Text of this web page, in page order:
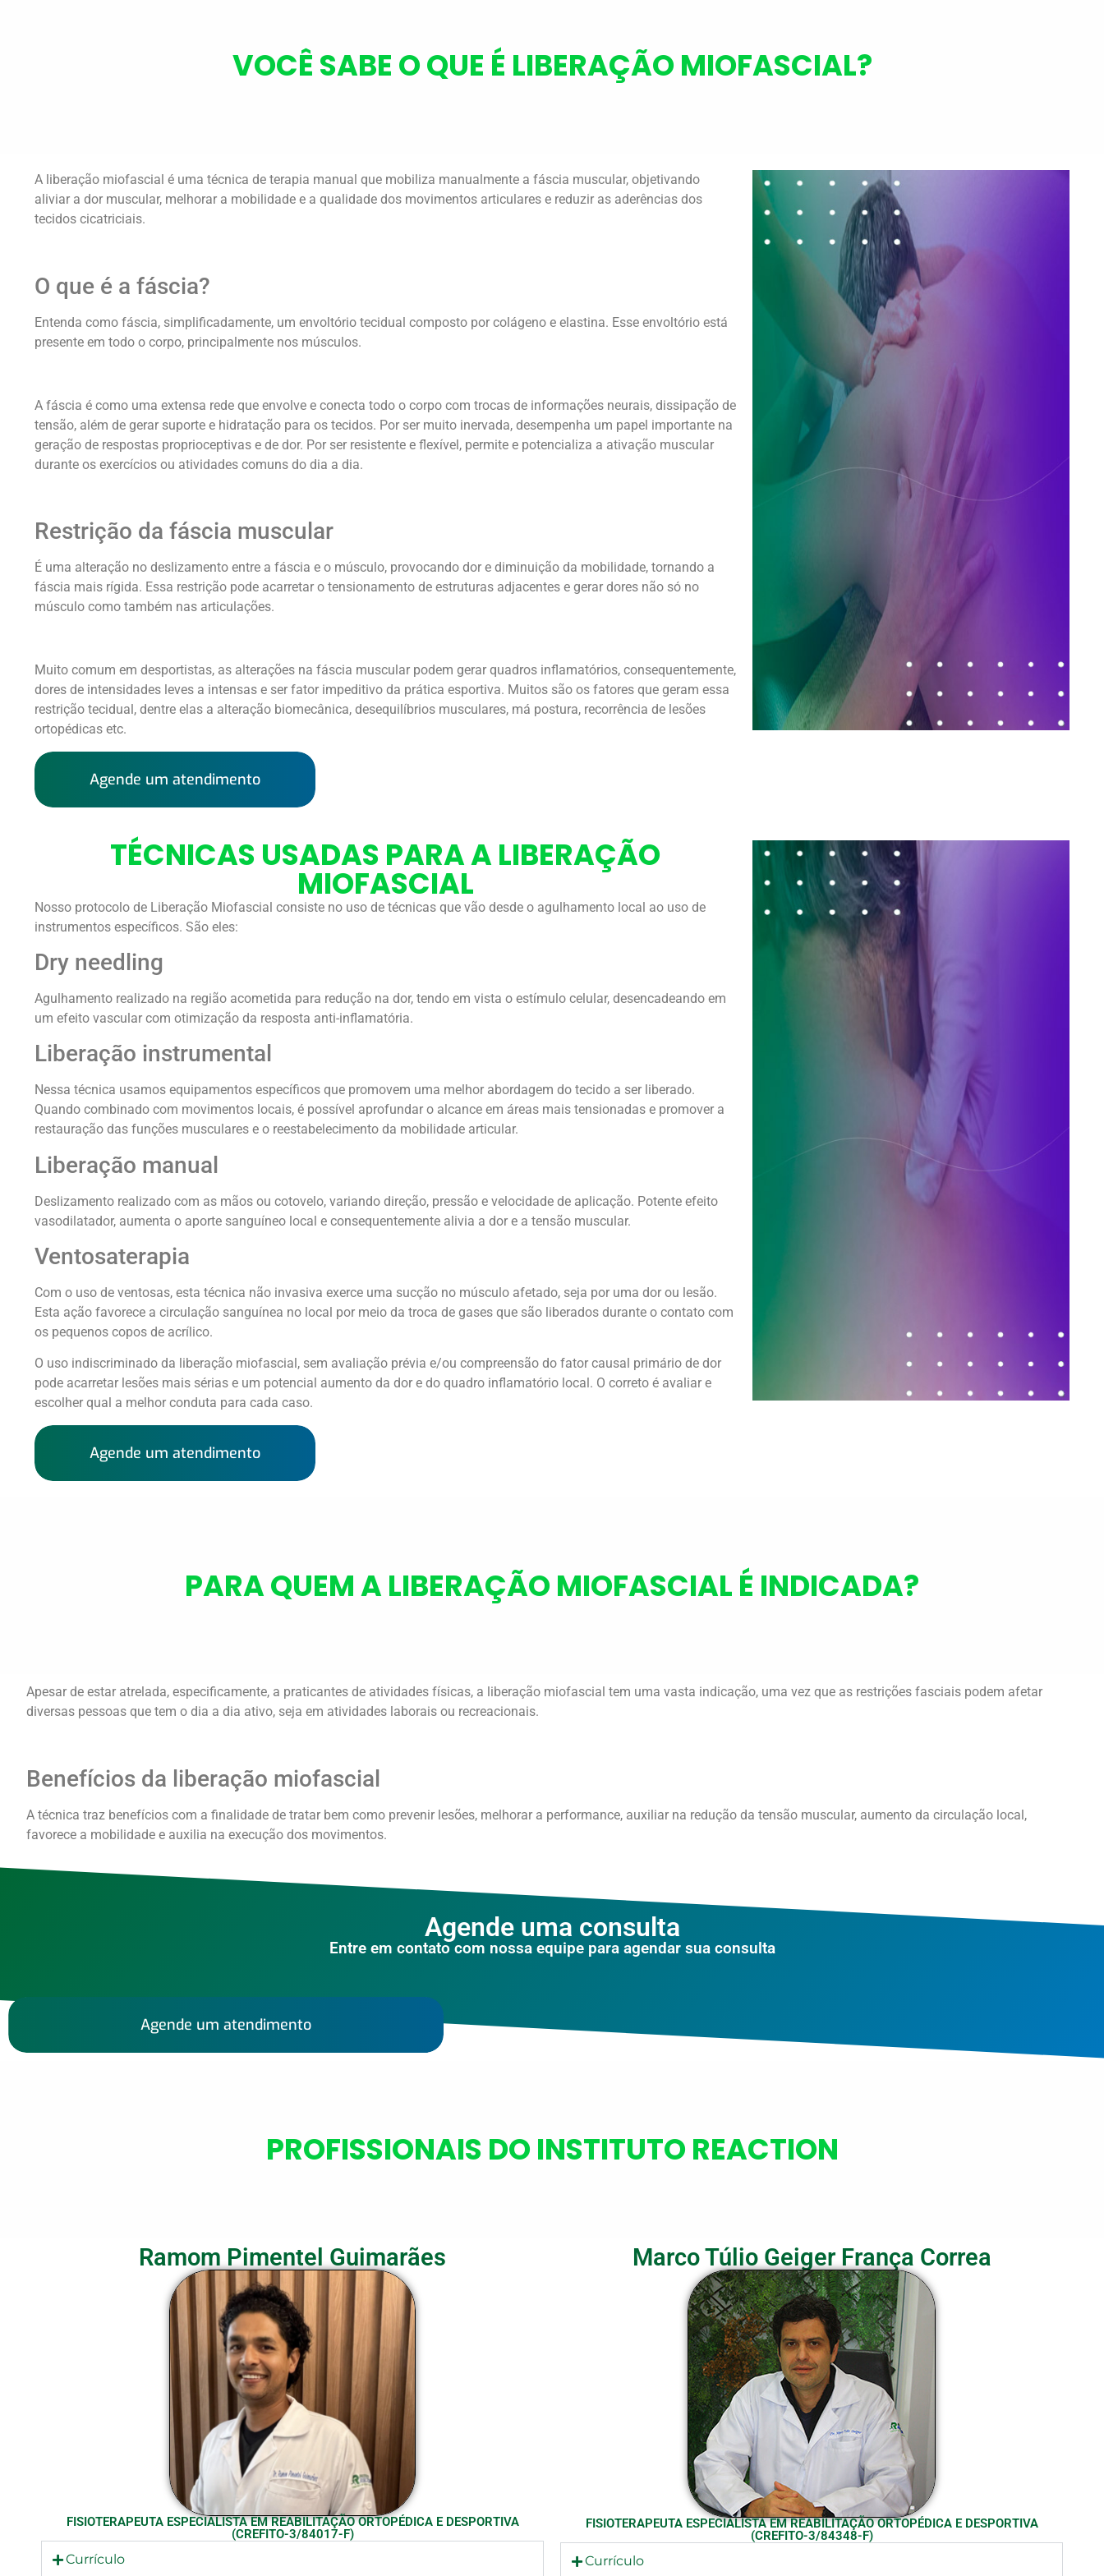
VOCÊ SABE O QUE É LIBERAÇÃO MIOFASCIAL?
A liberação miofascial é uma técnica de terapia manual que mobiliza manualmente a fáscia muscular, objetivando
aliviar a dor muscular, melhorar a mobilidade e a qualidade dos movimentos articulares e reduzir as aderências dos
tecidos cicatriciais.
O que é a fáscia?
Entenda como fáscia, simplificadamente, um envoltório tecidual composto por colágeno e elastina. Esse envoltório está
presente em todo o corpo, principalmente nos músculos.
A fáscia é como uma extensa rede que envolve e conecta todo o corpo com trocas de informações neurais, dissipação de
tensão, além de gerar suporte e hidratação para os tecidos. Por ser muito inervada, desempenha um papel importante na
geração de respostas proprioceptivas e de dor. Por ser resistente e flexível, permite e potencializa a ativação muscular
durante os exercícios ou atividades comuns do dia a dia.
Restrição da fáscia muscular
É uma alteração no deslizamento entre a fáscia e o músculo, provocando dor e diminuição da mobilidade, tornando a
fáscia mais rígida. Essa restrição pode acarretar o tensionamento de estruturas adjacentes e gerar dores não só no
músculo como também nas articulações.
Muito comum em desportistas, as alterações na fáscia muscular podem gerar quadros inflamatórios, consequentemente,
dores de intensidades leves a intensas e ser fator impeditivo da prática esportiva. Muitos são os fatores que geram essa
restrição tecidual, dentre elas a alteração biomecânica, desequilíbrios musculares, má postura, recorrência de lesões
ortopédicas etc.
Agende um atendimento
TÉCNICAS USADAS PARA A LIBERAÇÃO
MIOFASCIAL
Nosso protocolo de Liberação Miofascial consiste no uso de técnicas que vão desde o agulhamento local ao uso de
instrumentos específicos. São eles:
Dry needling
Agulhamento realizado na região acometida para redução na dor, tendo em vista o estímulo celular, desencadeando em
um efeito vascular com otimização da resposta anti-inflamatória.
Liberação instrumental
Nessa técnica usamos equipamentos específicos que promovem uma melhor abordagem do tecido a ser liberado.
Quando combinado com movimentos locais, é possível aprofundar o alcance em áreas mais tensionadas e promover a
restauração das funções musculares e o reestabelecimento da mobilidade articular.
Liberação manual
Deslizamento realizado com as mãos ou cotovelo, variando direção, pressão e velocidade de aplicação. Potente efeito
vasodilatador, aumenta o aporte sanguíneo local e consequentemente alivia a dor e a tensão muscular.
Ventosaterapia
Com o uso de ventosas, esta técnica não invasiva exerce uma sucção no músculo afetado, seja por uma dor ou lesão.
Esta ação favorece a circulação sanguínea no local por meio da troca de gases que são liberados durante o contato com
os pequenos copos de acrílico.
O uso indiscriminado da liberação miofascial, sem avaliação prévia e/ou compreensão do fator causal primário de dor
pode acarretar lesões mais sérias e um potencial aumento da dor e do quadro inflamatório local. O correto é avaliar e
escolher qual a melhor conduta para cada caso.
Agende um atendimento
PARA QUEM A LIBERAÇÃO MIOFASCIAL É INDICADA?
Apesar de estar atrelada, especificamente, a praticantes de atividades físicas, a liberação miofascial tem uma vasta indicação, uma vez que as restrições fasciais podem afetar
diversas pessoas que tem o dia a dia ativo, seja em atividades laborais ou recreacionais.
Benefícios da liberação miofascial
A técnica traz benefícios com a finalidade de tratar bem como prevenir lesões, melhorar a performance, auxiliar na redução da tensão muscular, aumento da circulação local,
favorece a mobilidade e auxilia na execução dos movimentos.
Agende uma consulta
Entre em contato com nossa equipe para agendar sua consulta
Agende um atendimento
PROFISSIONAIS DO INSTITUTO REACTION
Ramom Pimentel Guimarães
FISIOTERAPEUTA ESPECIALISTA EM REABILITAÇÃO ORTOPÉDICA E DESPORTIVA
(CREFITO-3/84017-F)
Currículo
Marco Túlio Geiger França Correa
FISIOTERAPEUTA ESPECIALISTA EM REABILITAÇÃO ORTOPÉDICA E DESPORTIVA
(CREFITO-3/84348-F)
Currículo